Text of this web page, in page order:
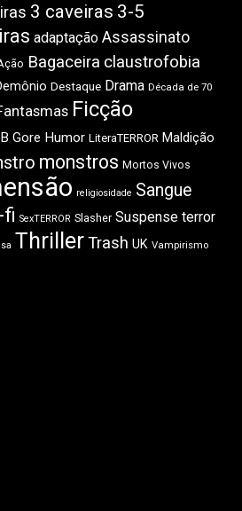
3 caveiras 3-5
adaptação Assassinato
Bagaceira claustrofobia
Destaque Drama Década de 70
Ficção
Gore Humor LiteraTERROR Maldição
monstros Mortos Vivos
religiosidade Sangue
fi SexTERROR Slasher Suspense terror
ThrillerTrash UK Vampirismo